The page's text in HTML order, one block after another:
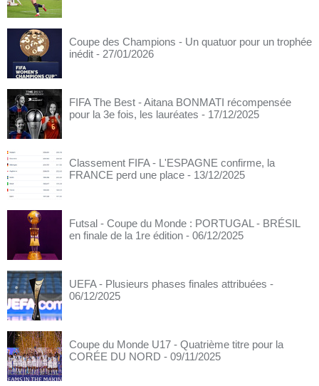
Coupe des Champions - Un quatuor pour un trophée
inédit - 27/01/2026
FIFA The Best - Aitana BONMATI récompensée
pour la 3e fois, les lauréates - 17/12/2025
Classement FIFA - L'ESPAGNE confirme, la
FRANCE perd une place - 13/12/2025
Futsal - Coupe du Monde : PORTUGAL - BRÉSIL
en finale de la 1re édition - 06/12/2025
UEFA - Plusieurs phases finales attribuées -
06/12/2025
Coupe du Monde U17 - Quatrième titre pour la
CORÉE DU NORD - 09/11/2025